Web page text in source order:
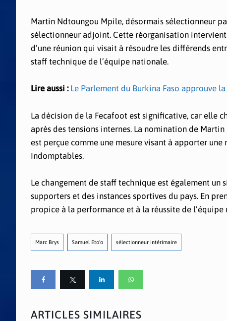
Martin Ndtoungou Mpile, désormais sélectionneur
sélectionneur adjoint. Cette réorganisation
d’une réunion qui visait à résoudre les différends
staff technique de l’équipe nationale.
Lire aussi : Le Parlement du Burkina Faso approuve
La décision de la Fecafoot est significative, car elle
après des tensions internes. La nomination de
est perçue comme une mesure visant à apporter
Indomptables.
Le changement de staff technique est également un
supporters et des instances sportives du pays. En
propice à la performance et à la réussite de l’équipe
Marc Brys Samuel Eto'o sélectionneur intérimaire
ARTICLES SIMILAIRES